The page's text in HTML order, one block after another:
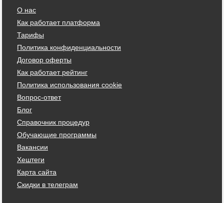
О нас
Как работает платформа
Тарифы
Политика конфиденциальности
Договор оферты
Как работает рейтинг
Политика использования cookie
Вопрос-ответ
Блог
Справочник процедур
Обучающие программы
Вакансии
Хештеги
Карта сайта
Скидки в телеграм